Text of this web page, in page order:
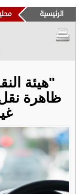
الرئيسية
"هيئة
ظاهرة